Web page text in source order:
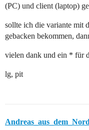
(PC) und client (laptop)
sollte ich die variante mit
gebacken bekommen,
vielen dank und ein * für
lg, pit